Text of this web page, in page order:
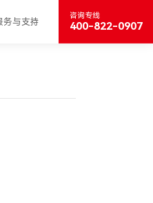
务与支持
咨询专线
400-822-0907